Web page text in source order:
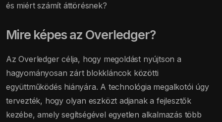
és miért számít áttörésnek?
Mire képes az Overledger?
Az Overledger célja, hogy megoldást nyújtson a
hagyományosan zárt blokkláncok közötti
együttműködés hiányára. A technológia megalkotói úgy
tervezték, hogy olyan eszközt adjanak a fejlesztők
kezébe, amely segítségével egyetlen alkalmazás több